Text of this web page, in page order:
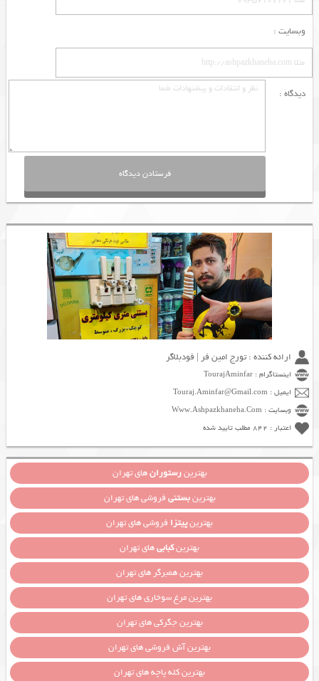
وبسایت :
دیدگاه :
ارائه کننده : تورج امین فر | فودبلاگر
اینستاگرام : TourajAminfar
ایمیل : Touraj.Aminfar@Gmail.com
وبسایت : Www.Ashpazkhaneha.Com
اعتبار : 842 مطلب تایید شده
بهترینرستورانهای تهران
بهترینبستنی فروشی های تهران
بهترینپیتزا فروشی های تهران
بهترینکبابیهای تهران
بهترین همبرگر های تهران
بهترین مرغ سوخاری های تهران
بهترین جگرکی های تهران
بهترین آش فروشی های تهران
بهترین کله پاچه های تهران